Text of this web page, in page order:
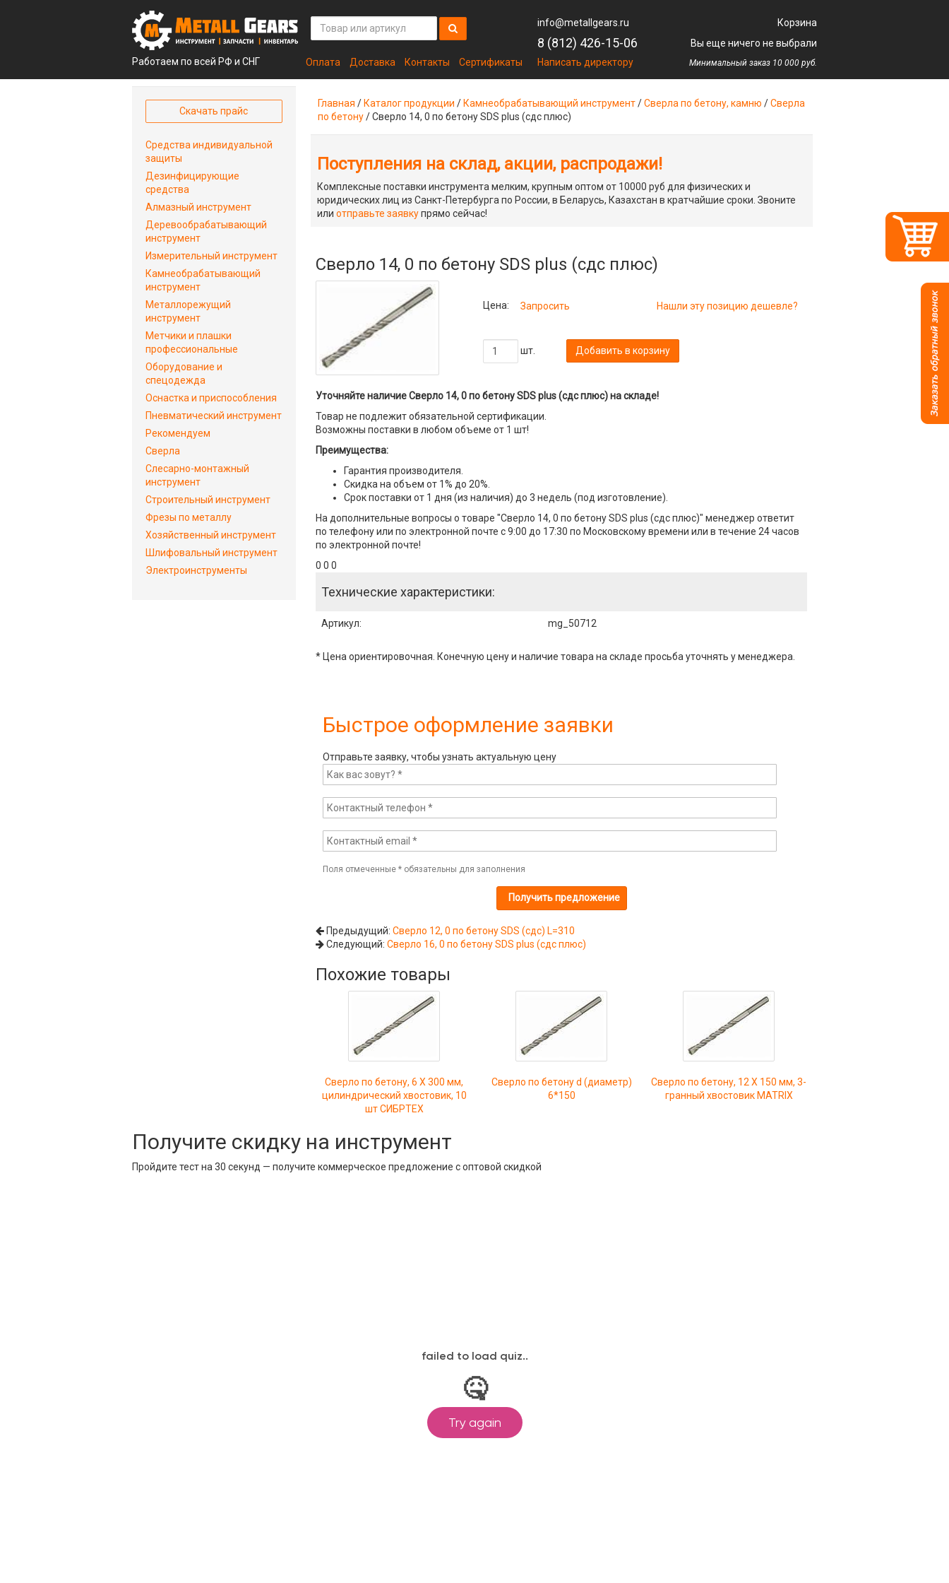
Работаем по всей РФ и СНГ Оплата Доставка Контакты Сертификаты
info@metallgears.ru
8 (812) 426-15-06
Написать директору
Корзина
Вы еще ничего не выбрали
Минимальный заказ 10 000 руб.
Главная / Каталог продукции / Камнеобрабатывающий инструмент/Сверла по бетону, камню /Сверла
по бетону/Сверло 14, 0 по бетону SDS plus (сдс плюс)
Поступления на склад, акции, распродажи!
Комплексные поставки инструмента мелким, крупным оптом от 10000 руб для физических и
юридических лиц из Санкт-Петербурга по России, в Беларусь, Казахстан в кратчайшие сроки. Звоните
или отправьте заявкупрямо сейчас!
Сверло 14, 0 по бетону SDS plus (сдс плюс)
Цена: Запросить Нашли эту позицию дешевле?
шт. Добавить в корзину
Уточняйте наличие Сверло 14, 0 по бетону SDS plus (сдс плюс) на складе!
Товар не подлежит обязательной сертификации.
Возможны поставки в любом объеме от 1 шт!
Преимущества:
Гарантия производителя.
Скидка на объем от 1% до 20%.
Срок поставки от 1 дня (из наличия) до 3 недель (под изготовление).
На дополнительные вопросы о товаре "Сверло 14, 0 по бетону SDS plus (сдс плюс)" менеджер ответит
по телефону или по электронной почте с 9:00 до 17:30 по Московскому времени или в течение 24 часов
по электронной почте!
0 0 0
Технические характеристики:
Артикул: mg_50712
* Цена ориентировочная. Конечную цену и наличие товара на складе просьба уточнять у менеджера.
Быстрое оформление заявки
Отправьте заявку, чтобы узнать актуальную цену
Поля отмеченные *обязательны для заполнения
Предыдущий: Сверло 12, 0 по бетону SDS (сдс) L=310
Следующий: Сверло 16, 0 по бетону SDS plus (сдс плюс)
Похожие товары
Сверло по бетону, 6 Х 300 мм,
цилиндрический хвостовик, 10
шт СИБРТЕХ
Сверло по бетону d (диаметр)
6*150
Сверло по бетону, 12 Х 150 мм, 3-
гранный хвостовик MATRIX
Скачать прайс
Средства индивидуальной
защиты
Дезинфицирующие
средства
Алмазный инструмент
Деревообрабатывающий
инструмент
Измерительный инструмент
Камнеобрабатывающий
инструмент
Металлорежущий
инструмент
Метчики и плашки
профессиональные
Оборудование и
спецодежда
Оснастка и приспособления
Пневматический инструмент
Рекомендуем
Сверла
Слесарно-монтажный
инструмент
Строительный инструмент
Фрезы по металлу
Хозяйственный инструмент
Шлифовальный инструмент
Электроинструменты
Получите скидку на инструмент
Пройдите тест на 30 секунд — получите коммерческое предложение с оптовой скидкой